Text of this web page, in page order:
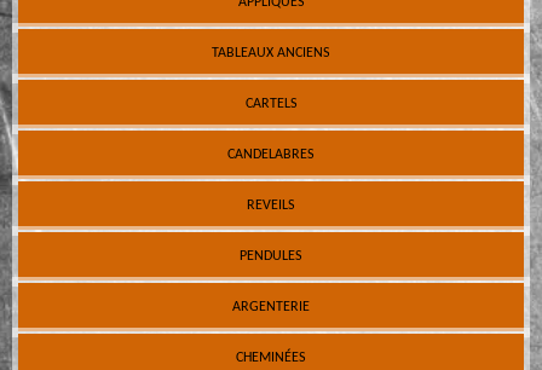
TABLEAUX ANCIENS
CARTELS
CANDELABRES
REVEILS
PENDULES
ARGENTERIE
CHEMINÉES